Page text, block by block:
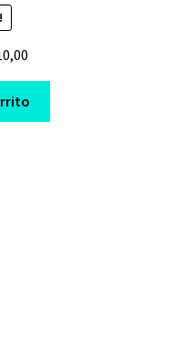
price
is:
$ 10,00.